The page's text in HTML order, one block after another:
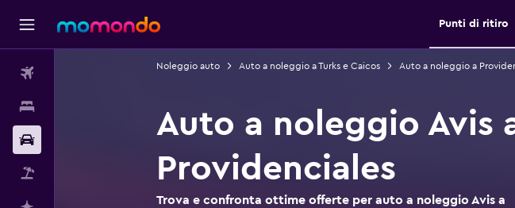
Punti di ritiro
Noleggio auto Auto a noleggio a Turks e Caicos Auto a noleggio a
Auto a noleggio Avis
Providenciales
Trova e confronta ottime offerte per auto a noleggio Avis a